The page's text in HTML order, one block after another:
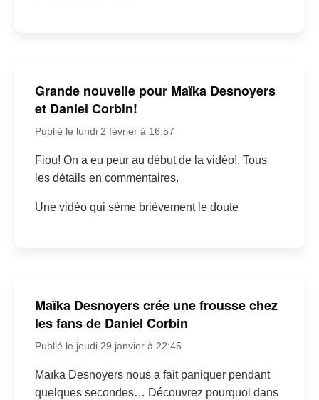
Grande nouvelle pour Maïka Desnoyers
et Daniel Corbin!
Publié le lundi 2 février à 16:57
Fiou! On a eu peur au début de la vidéo!. Tous
les détails en commentaires.
Une vidéo qui sème brièvement le doute
Maïka Desnoyers crée une frousse chez
les fans de Daniel Corbin
Publié le jeudi 29 janvier à 22:45
Maïka Desnoyers nous a fait paniquer pendant
quelques secondes… Découvrez pourquoi dans